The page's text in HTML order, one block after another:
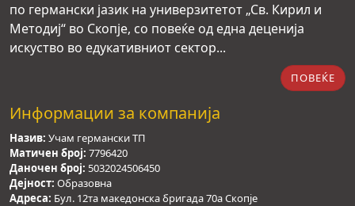
по германски јазик на универзитетот „Св. Кирил и
Методиј“ во Скопје, со повеќе од една деценија
искуство во едукативниот сектор...
ПОВЕЌЕ
Информации за компанија
Назив: Учам германски ТП
Матичен број: 7796420
Даночен број: 5032024506450
Дејност: Образовна
Адреса: Бул. 12та македонска бригада 70а Скопје